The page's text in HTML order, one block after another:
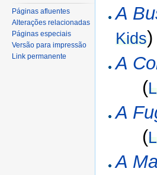
A
Kids
A
(
A
(
A
Páginas afluentes
Alterações relacionadas
Páginas especiais
Versão para impressão
Link permanente